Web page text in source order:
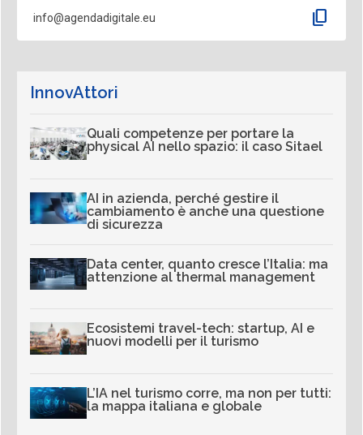
info@agendadigitale.eu content_copy
InnovAttori
Quali competenze per portare la
physical AI nello spazio: il caso Sitael
AI in azienda, perché gestire il
cambiamento è anche una questione
di sicurezza
Data center, quanto cresce l’Italia: ma
attenzione al thermal management
Ecosistemi travel-tech: startup, AI e
nuovi modelli per il turismo
L’IA nel turismo corre, ma non per tutti:
la mappa italiana e globale